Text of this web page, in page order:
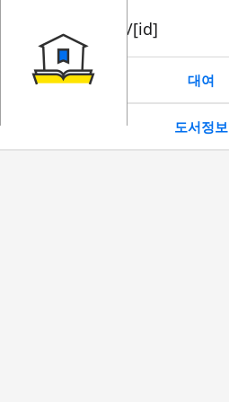
book/rent/[id]
대여
도서정보